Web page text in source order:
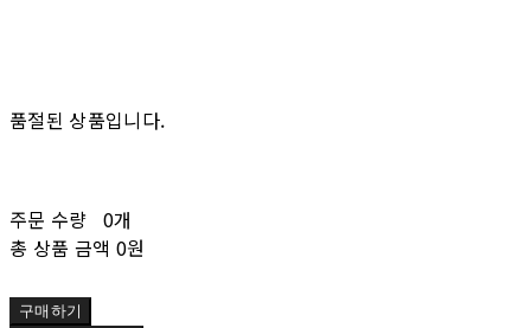
품절된 상품입니다.
주문 수량 0개
총 상품 금액 0원
구매하기